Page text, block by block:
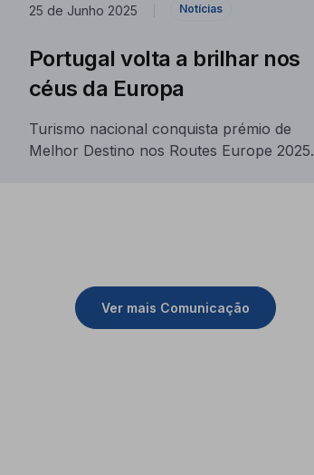
25 de Junho 2025 Notícias
Portugal volta a brilhar nos
céus da Europa
Turismo nacional conquista prémio de
Melhor Destino nos Routes Europe 2025.
Ver mais Comunicação